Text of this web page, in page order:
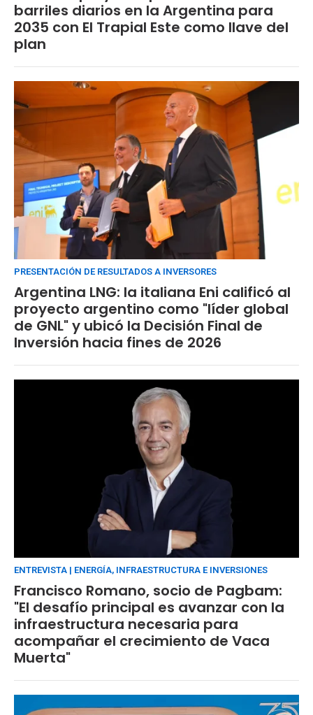
barriles diarios en la Argentina para
2035 con El Trapial Este como llave del
plan
PRESENTACIÓN DE RESULTADOS A INVERSORES
Argentina LNG: la italiana Eni calificó al
proyecto argentino como "líder global
de GNL" y ubicó la Decisión Final de
Inversión hacia fines de 2026
ENTREVISTA | ENERGÍA, INFRAESTRUCTURA E INVERSIONES
Francisco Romano, socio de Pagbam:
"El desafío principal es avanzar con la
infraestructura necesaria para
acompañar el crecimiento de Vaca
Muerta"